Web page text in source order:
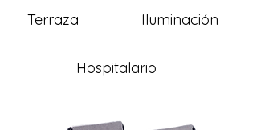
Terraza
Iluminación
Hospitalario